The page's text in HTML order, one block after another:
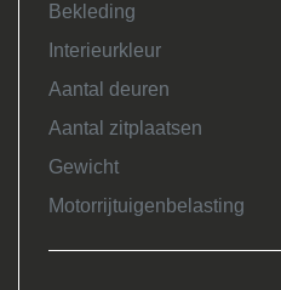
Bekleding
Interieurkleur
Aantal deuren
Aantal zitplaatsen
Gewicht
Motorrijtuigenbelasting